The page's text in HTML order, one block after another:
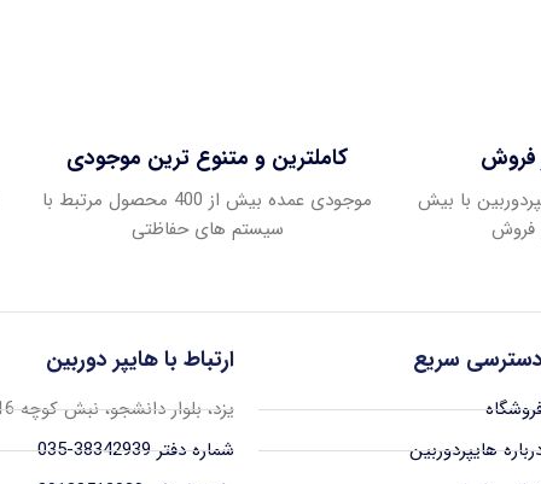
فروش
با بیش
کاملترین و متنوع ترین موجودی
موجودی عمده بیش از 400 محصول مرتبط با
سیستم های حفاظتی
دسترسی سریع
هایپردوربین
ارتباط با هایپر دوربین
یزد، بلوار دانشجو، نبش کوچه 16
شماره دفتر 38342939-035